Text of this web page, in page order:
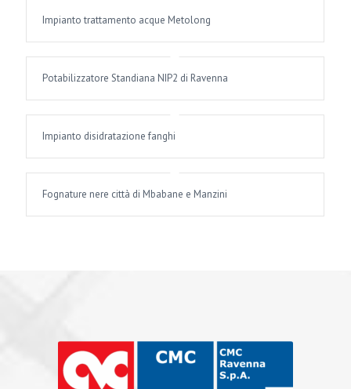
Impianto trattamento acque Metolong
Potabilizzatore Standiana NIP2 di Ravenna
Impianto disidratazione fanghi
Fognature nere città di Mbabane e Manzini